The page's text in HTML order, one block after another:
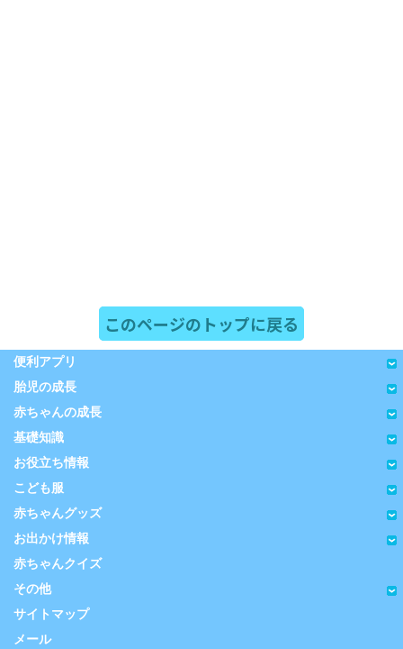
このページのトップに戻る
便利アプリ
胎児の成長
赤ちゃんの成長
基礎知識
お役立ち情報
こども服
赤ちゃんグッズ
お出かけ情報
赤ちゃんクイズ
その他
サイトマップ
メール